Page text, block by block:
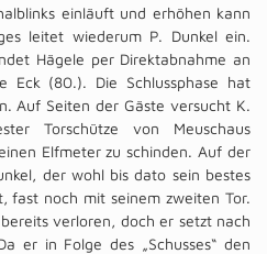
einläuft und erhöhen kann
leitet wiederum P. Dunkel ein.
Hägele per Direktabnahme an
Eck (80.). Die Schlussphase hat
Auf Seiten der Gäste versucht K.
Torschütze von Meuschaus
Elfmeter zu schinden. Auf der
der wohl bis dato sein bestes
fast noch mit seinem zweiten Tor.
verloren, doch er setzt nach
er in Folge des „Schusses“ den